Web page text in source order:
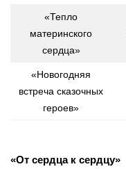
«Тепло
материнского
сердца»
«Новогодняя
встреча сказочных
героев»
«От сердца к сердцу»